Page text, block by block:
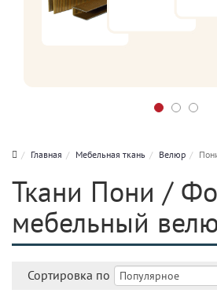
Главная Мебельная ткань Велюр
Ткани Пони /
мебельный
Сортировка по